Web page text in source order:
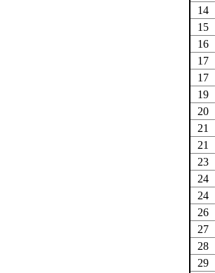
14
15
16
17
17
19
20
21
21
23
24
24
26
27
28
29